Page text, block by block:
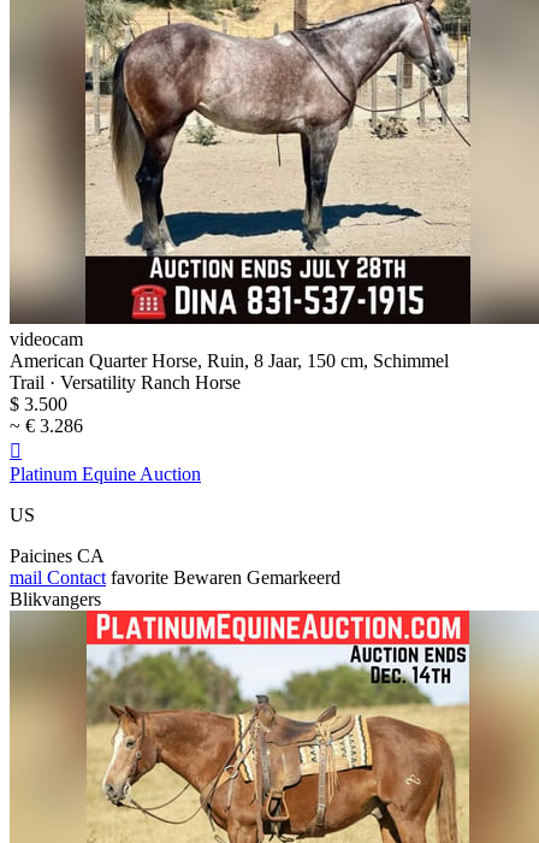
videocam
American Quarter Horse, Ruin, 8 Jaar, 150 cm, Schimmel
Trail · Versatility Ranch Horse
$ 3.500
~ € 3.286

Platinum Equine Auction
US
Paicines CA
mail Contact favorite Bewaren Gemarkeerd
Blikvangers